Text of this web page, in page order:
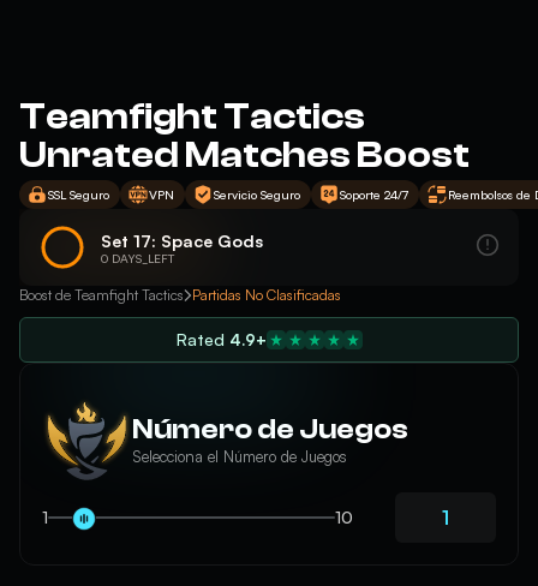
Teamfight Tactics
Unrated Matches Boost
SSL Seguro VPN Servicio Seguro Soporte 24/7 Reembolsos de
Set 17: Space Gods
0 DAYS_LEFT
Boost de Teamfight Tactics Partidas No Clasificadas
Rated 4.9+
Número de Juegos
Selecciona el Número de Juegos
1 10